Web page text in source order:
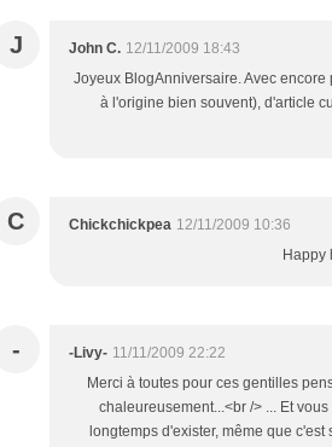
J John C. 12/11/2009 18:43
Joyeux BlogAnniversaire. Avec
à l'origine bien souvent), d'article
C Chickchickpea 12/11/2009 10:36
Happy
- -Livy- 11/11/2009 22:22
Merci à toutes pour ces gentilles
chaleureusement...<br /> ... Et
longtemps d'exister, même que